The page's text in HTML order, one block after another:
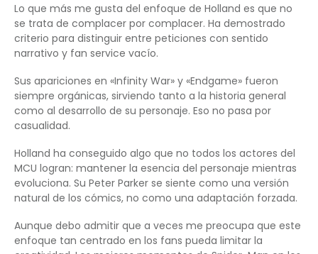
Lo que más me gusta del enfoque de Holland es que no
se trata de complacer por complacer. Ha demostrado
criterio para distinguir entre peticiones con sentido
narrativo y fan service vacío.
Sus apariciones en «Infinity War» y «Endgame» fueron
siempre orgánicas, sirviendo tanto a la historia general
como al desarrollo de su personaje. Eso no pasa por
casualidad.
Holland ha conseguido algo que no todos los actores del
MCU logran: mantener la esencia del personaje mientras
evoluciona. Su Peter Parker se siente como una versión
natural de los cómics, no como una adaptación forzada.
Aunque debo admitir que a veces me preocupa que este
enfoque tan centrado en los fans pueda limitar la